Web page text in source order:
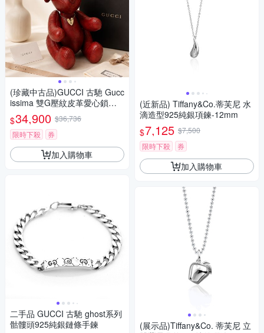
(珍藏中古品)GUCCI 古馳 Gucc
issima 雙G壓紋皮革愛心鎖紅
色泰迪熊
$34,900 $36,736
限時下殺
券
加入購物車
二手品 GUCCI 古馳 ghost系列
骷髏頭925純銀鏈條手鍊
(近新品) Tiffany&Co.蒂芙尼 水
滴造型925純銀項鍊-12mm
$7,125 $7,500
限時下殺
券
加入購物車
(展示品)Tiffany&Co. 蒂芙尼 立